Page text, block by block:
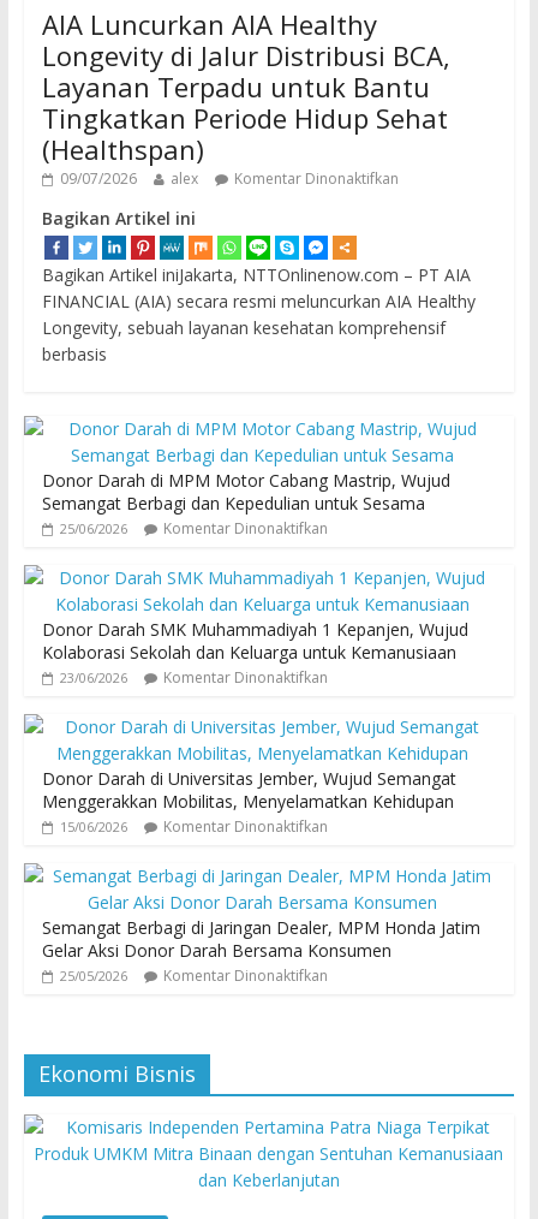
AIA Luncurkan AIA Healthy
Longevity di Jalur Distribusi BCA,
Layanan Terpadu untuk Bantu
Tingkatkan Periode Hidup Sehat
(Healthspan)
09/07/2026 alex Komentar Dinonaktifkan
Bagikan Artikel ini
Bagikan Artikel iniJakarta, NTTOnlinenow.com – PT AIA
FINANCIAL (AIA) secara resmi meluncurkan AIA Healthy
Longevity, sebuah layanan kesehatan komprehensif
berbasis
Donor Darah di MPM Motor Cabang Mastrip, Wujud
Semangat Berbagi dan Kepedulian untuk Sesama
25/06/2026 Komentar Dinonaktifkan
Donor Darah SMK Muhammadiyah 1 Kepanjen, Wujud
Kolaborasi Sekolah dan Keluarga untuk Kemanusiaan
23/06/2026 Komentar Dinonaktifkan
Donor Darah di Universitas Jember, Wujud Semangat
Menggerakkan Mobilitas, Menyelamatkan Kehidupan
15/06/2026 Komentar Dinonaktifkan
Semangat Berbagi di Jaringan Dealer, MPM Honda Jatim
Gelar Aksi Donor Darah Bersama Konsumen
25/05/2026 Komentar Dinonaktifkan
Ekonomi Bisnis